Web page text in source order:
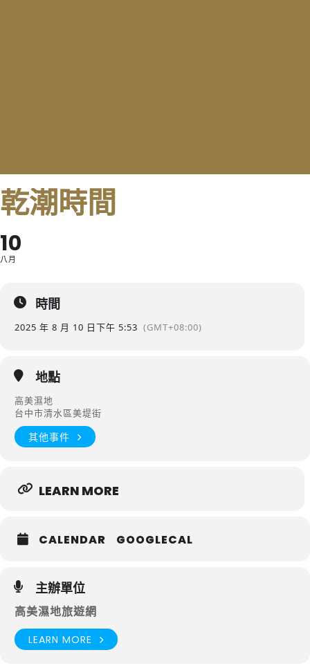
乾潮時間
10
八月
時間
2025 年 8 月 10 日下午 5:53 (GMT+08:00)
地點
高美濕地
台中市清水區美堤街
其他事件
LEARN MORE
CALENDAR GOOGLECAL
主辦單位
高美濕地旅遊網
LEARN MORE